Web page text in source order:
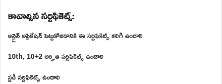
కావాల్సిన సర్టిఫికెట్స్:
ఆన్లైన్ అప్లికేషన్ పెట్టుకోవడానికి ఈ సర్టిఫికెట్స్ కలిగి ఉండాలి
10th, 10+2 అర్హత సర్టిఫికెట్స్ ఉండాలి
స్టడీ సర్టిఫికెట్స్ ఉండాలి